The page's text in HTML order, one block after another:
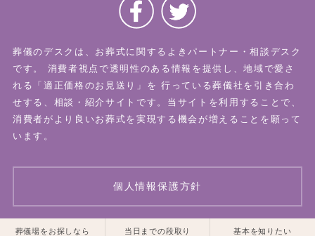
一覧はこちら
一覧はこちら
葬儀場をお探しなら 当日までの段取り 基本を知りたい
葬儀のデスクは、お葬式に関するよきパートナー・相談デスク
です。
消費者視点で透明性のある情報を提供し、地域で愛さ
れる「適正価格のお見送り」を 行っている葬儀社を引き合わ
せする、相談・紹介サイトです。当サイトを利用することで、
消費者がより良いお葬式を実現する機会が増えることを願って
います。
個人情報保護方針
© 2026 葬儀のデスク All Rights Reserved.